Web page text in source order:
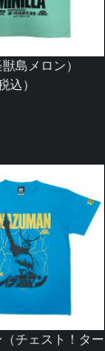
島メロン）
込）
チェスト！ター